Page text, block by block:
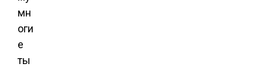
мн
оги
е
ты